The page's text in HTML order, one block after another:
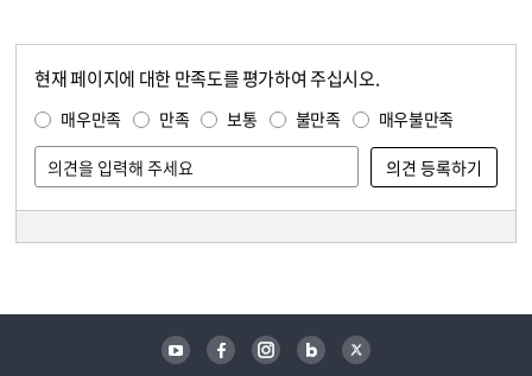
현재 페이지에 대한 만족도를 평가하여 주십시오.
매우만족 만족 보통 불만족 매우불만족
유튜브 페이스북 인스타그램 블로그 트위터